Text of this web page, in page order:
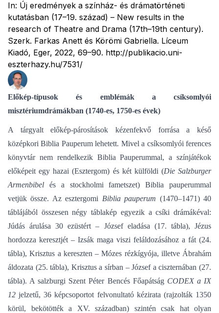
In: Új eredmények a színház- és drámatörténeti
kutatásban (17–19. század) – New results in the
research of Theatre and Drama (17th–19th century).
Szerk. Farkas Anett és Körömi Gabriella. Líceum
Kiadó, Eger, 2022, 69–90. http://publikacio.uni-
eszterhazy.hu/7531/
Előkép-típusok és emblémák a csíksomlyói
misztériumdrámákban (1740-es, 1750-es évek)
A tárgyalt előkép-párosítások kézenfekvő forrása a késő
középkori Biblia Pauperum lehetett. Mivel a csíksomlyói ferences
könyvtár nem rendelkezik Biblia Pauperummal, a színjátékok
előképeit egy hazai (Esztergom) és két külföldi (Die Salzburger
Armenbibel és a stockholmi fametszet) Biblia pauperummal
vetjük össze. Az esztergomi Biblia pauperum (1470–1471) 40
táblájából összesen négy táblakép egyezik a csíki drámákéval:
Júdás árulása 30 ezüstért – József eladása (17. tábla), Jézus
hordozza keresztjét – Izsák maga viszi feláldozásához a fát (24.
tábla), Krisztus a kereszten – Mózes rézkígyója, illetve Ábrahám
áldozata (25. tábla), Krisztus a sírban – József a ciszternában (27.
tábla). A salzburgi Szent Péter Bencés Főapátság CODEX a IX
12 jelzetű, 36 képcsoportot felvonultató kézirata (rajzolták 1350
körül, bekötötték a XV. században) szintén csak hat olyan